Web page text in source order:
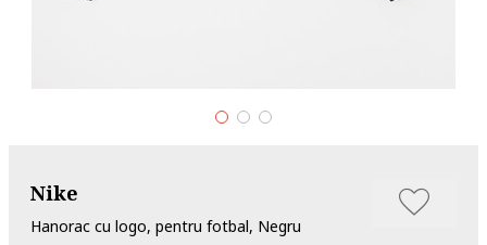
Nike
Hanorac cu logo, pentru fotbal, Negru